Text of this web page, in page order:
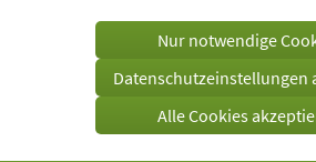
einem
Tab)
Nur notwendige
Datenschutzeinstellungen
Alle Cookies